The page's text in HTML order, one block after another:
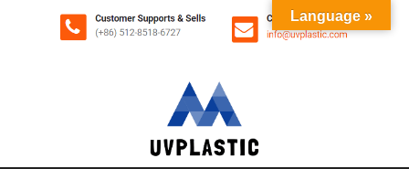
Language »